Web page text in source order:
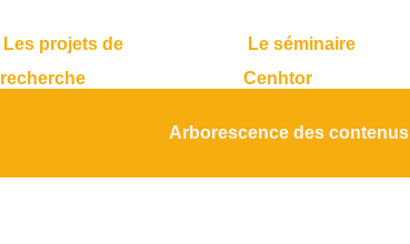
Les projets de
recherche
Le séminaire
Cenhtor
Arborescence des contenus